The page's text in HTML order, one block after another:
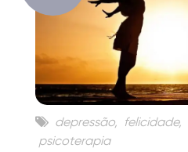
depressão, felicidade,
psicoterapia